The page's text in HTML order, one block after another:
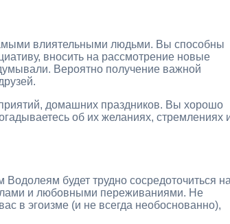
влиятельными людьми. Вы способны
вносить на рассмотрение новые
Вероятно получение важной
домашних праздников. Вы хорошо
об их желаниях, стремлениях
будет трудно сосредоточиться
и любовными переживаниями. Не
в эгоизме (и не всегда необоснованно),